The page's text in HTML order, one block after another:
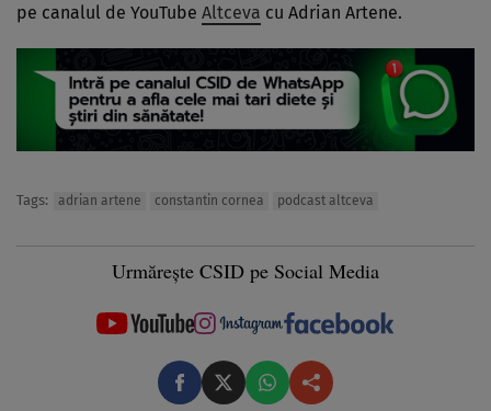
pe canalul de YouTube Altceva cu Adrian Artene.
Tags: adrian artene constantin cornea podcast altceva
Urmărește CSID pe Social Media